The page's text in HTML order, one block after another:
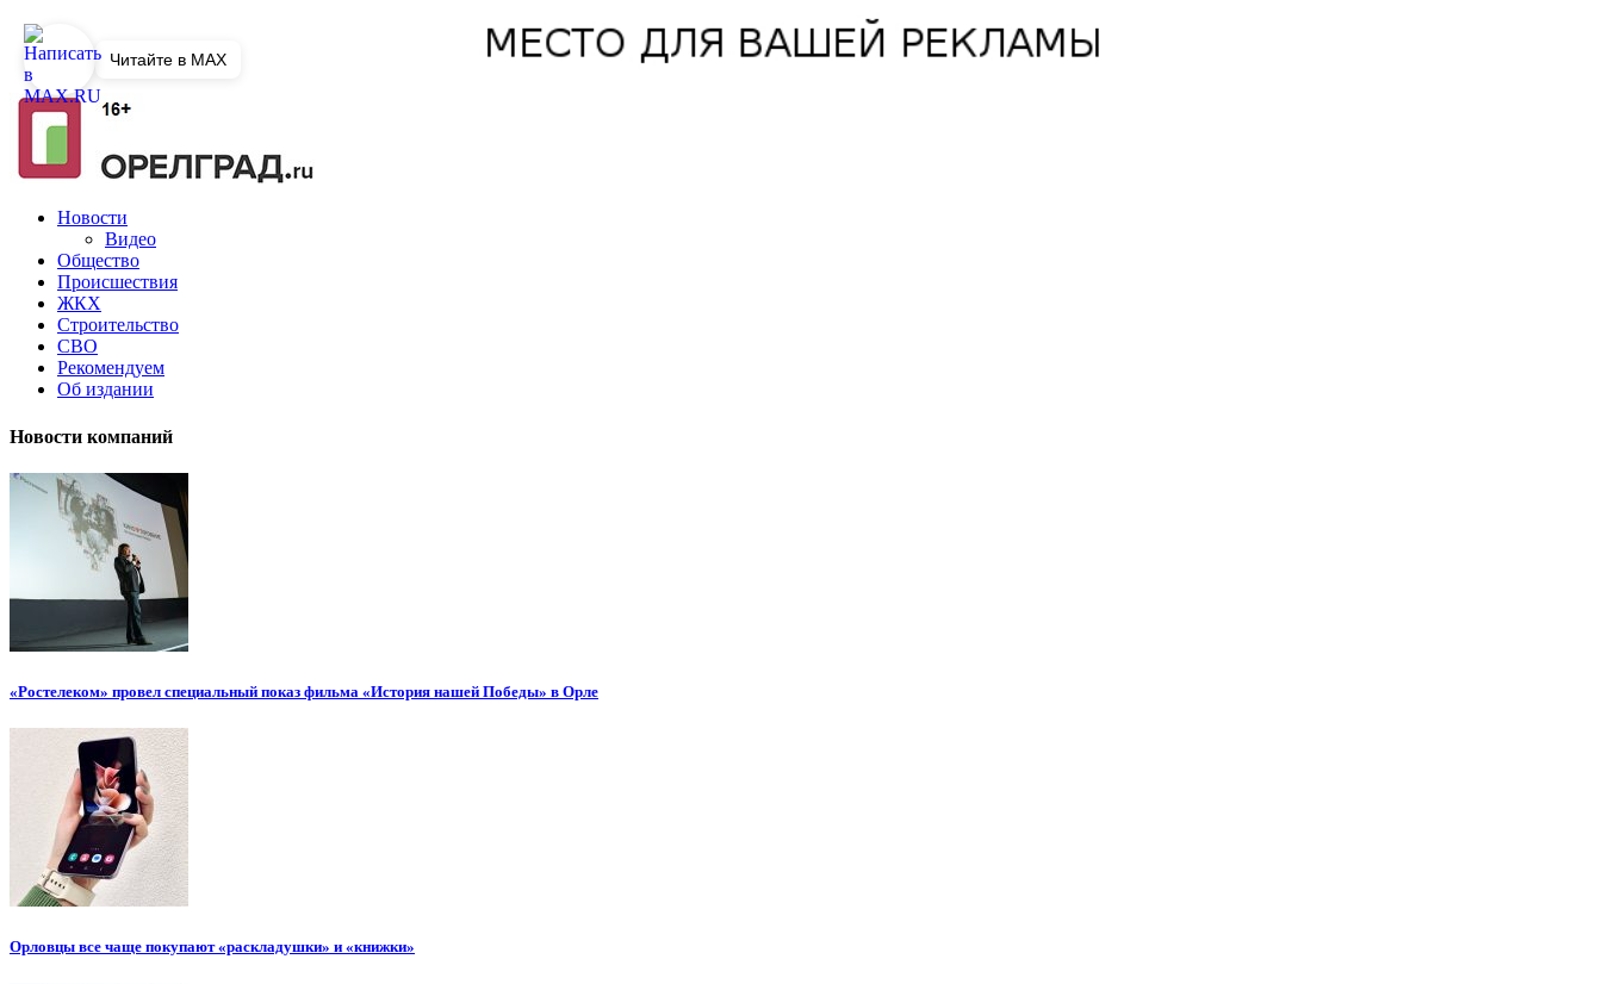
Новости
Видео
Общество
Происшествия
ЖКХ
Строительство
СВО
Рекомендуем
Об издании
Новости компаний
«Ростелеком» провел специальный показ фильма «История нашей Победы» в Орле
Орловцы все чаще покупают «раскладушки» и «книжки»
Читайте в MAX